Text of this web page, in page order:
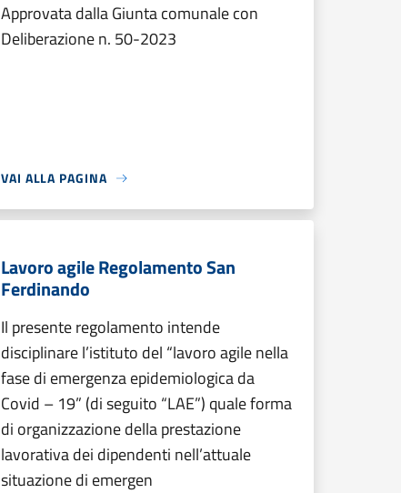
Approvata dalla Giunta comunale con
Deliberazione n. 50-2023
VAI ALLA PAGINA
Lavoro agile Regolamento San
Ferdinando
Il presente regolamento intende
disciplinare l’istituto del “lavoro agile nella
fase di emergenza epidemiologica da
Covid – 19” (di seguito “LAE”) quale forma
di organizzazione della prestazione
lavorativa dei dipendenti nell’attuale
situazione di emergen